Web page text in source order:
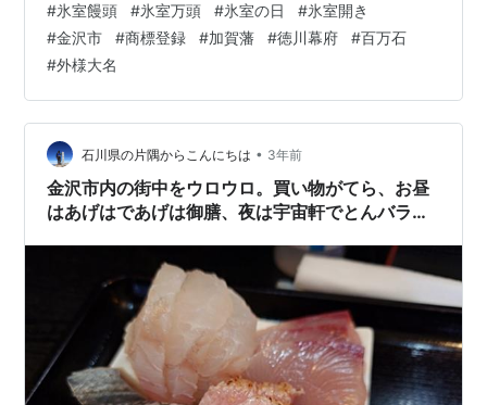
無病息災を祈る日で、この日の前後には推しのお店の商
品を配ったり、また頂いたりと、氷室饅頭を見ない日は
ありません。 この時期の金沢市民はご飯より氷室饅頭を
食べる量が多い＝一日三食氷室饅頭とも言われています
（笑） 今回は氷室饅頭自体の味や種類についてのブログ
ではあ…
#氷室饅頭 #氷室万頭 #氷室の日 #氷室開き
#金沢市 #商標登録 #加賀藩 #徳川幕府 #百万石
#外様大名
石川県の片隅からこんにちは • 3年前
金沢市内の街中をウロウロ。買い物がてら、お昼
はあげはであげは御膳、夜は宇宙軒でとんバラ定